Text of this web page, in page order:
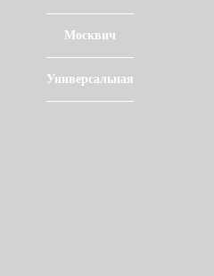
Москвич
Универсальная